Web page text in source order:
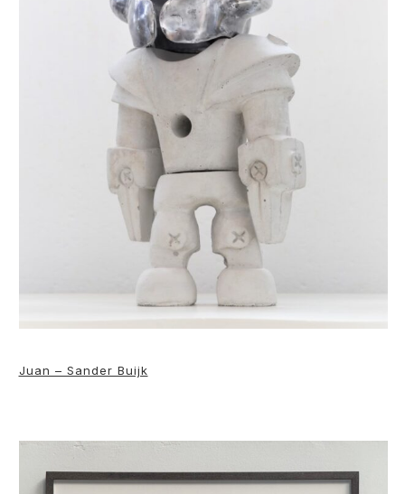
Juan – Sander Buijk